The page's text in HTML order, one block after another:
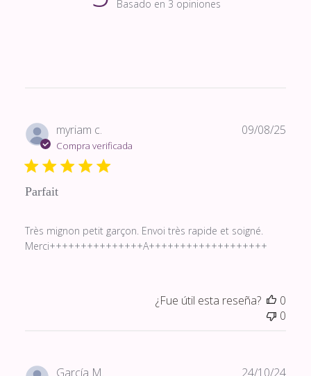
Basado en 3 opiniones
myriam c.
Compra verificada
Parfait
Très mignon petit garçon. Envoi très rapide et soigné.
Merci+++++++++++++++A+++++++++++++++++++
09/08/25
¿Fue útil esta reseña?
0
0
García M. 24/10/24